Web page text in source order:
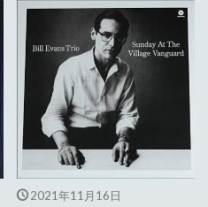
2021年11月16日